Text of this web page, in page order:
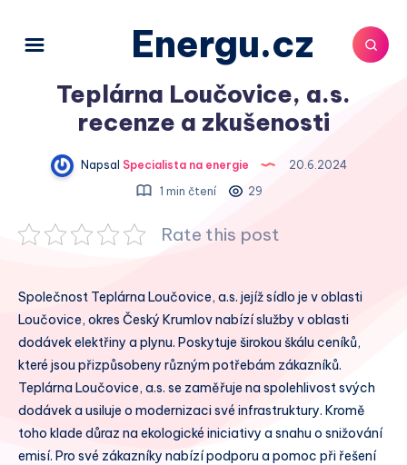
Energu.cz
Teplárna Loučovice, a.s.
recenze a zkušenosti
Napsal Specialista na energie
20.6.2024
1 min čtení
29
Rate this post
Společnost Teplárna Loučovice, a.s. jejíž sídlo je v oblasti
Loučovice, okres Český Krumlov nabízí služby v oblasti
dodávek elektřiny a plynu. Poskytuje širokou škálu ceníků,
které jsou přizpůsobeny různým potřebám zákazníků.
Teplárna Loučovice, a.s. se zaměřuje na spolehlivost svých
dodávek a usiluje o modernizaci své infrastruktury. Kromě
toho klade důraz na ekologické iniciativy a snahu o snižování
emisí. Pro své zákazníky nabízí podporu a pomoc při řešení